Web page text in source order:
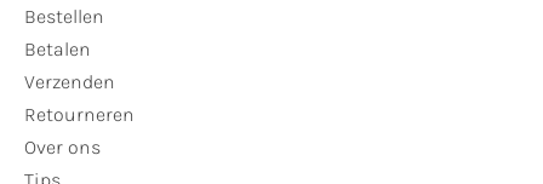
Bestellen
Betalen
Verzenden
Retourneren
Over ons